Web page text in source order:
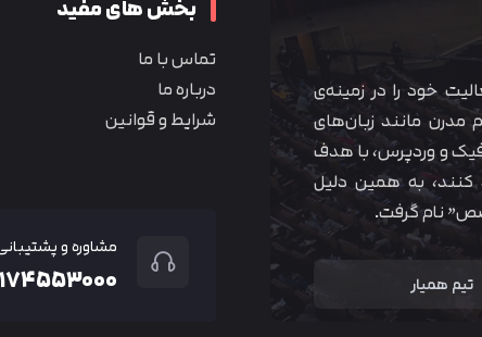
همیار آکادمی از سال ۱۳۹۰ فعالیت خود را در زمینه‌ی
مدرن مانند زبان‌های
و وردپرس، با هدف
کنند، به همین دلیل
نام گرفت.
تیم همیار
بخش های مفید
تماس با ما
درباره ما
شرایط و قوانین
مشاوره و